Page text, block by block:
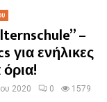
–
για ενήλικες
2020 0 1579